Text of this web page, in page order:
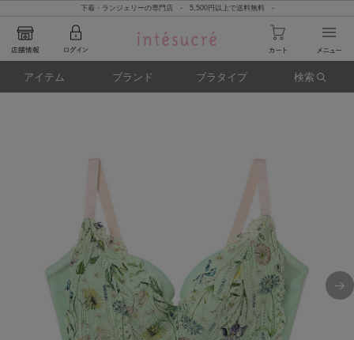
下着・ランジェリーの専門店 - 5,500円以上で送料無料 -
アイテム ブランド ブラタイプ 検索